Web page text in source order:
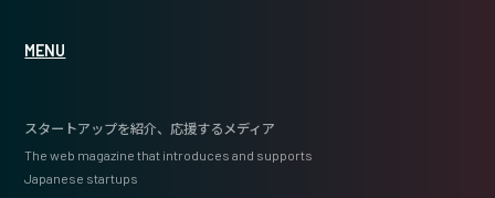
MENU
スタートアップを紹介、応援するメディア
The web magazine that introduces and supports
Japanese startups